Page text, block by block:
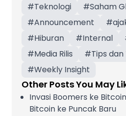
#Teknologi #Saham
#Announcement #
#Hiburan #Internal
#Media Rilis #Tips
#Weekly Insight
Other Posts You May
Invasi Boomers ke
Bitcoin ke Puncak Baru